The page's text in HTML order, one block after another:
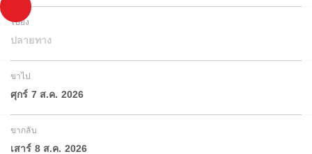
ไปยัง
ปลายทาง
ขาไป
ศุกร์ 7 ส.ค. 2026
ขากลับ
เสาร์ 8 ส.ค. 2026